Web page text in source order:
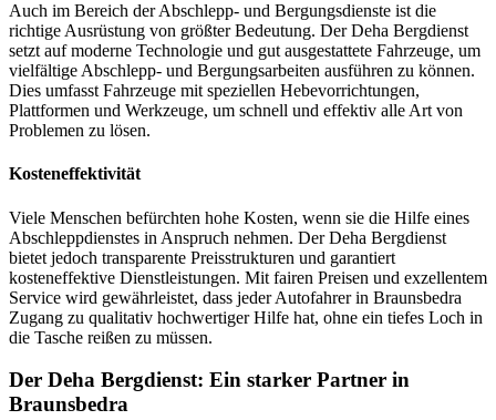
Auch im Bereich der Abschlepp- und Bergungsdienste ist die
richtige Ausrüstung von größter Bedeutung. Der Deha Bergdienst
setzt auf moderne Technologie und gut ausgestattete Fahrzeuge, um
vielfältige Abschlepp- und Bergungsarbeiten ausführen zu können.
Dies umfasst Fahrzeuge mit speziellen Hebevorrichtungen,
Plattformen und Werkzeuge, um schnell und effektiv alle Art von
Problemen zu lösen.
Kosteneffektivität
Viele Menschen befürchten hohe Kosten, wenn sie die Hilfe eines
Abschleppdienstes in Anspruch nehmen. Der Deha Bergdienst
bietet jedoch transparente Preisstrukturen und garantiert
kosteneffektive Dienstleistungen. Mit fairen Preisen und exzellentem
Service wird gewährleistet, dass jeder Autofahrer in Braunsbedra
Zugang zu qualitativ hochwertiger Hilfe hat, ohne ein tiefes Loch in
die Tasche reißen zu müssen.
Der Deha Bergdienst: Ein starker Partner in
Braunsbedra